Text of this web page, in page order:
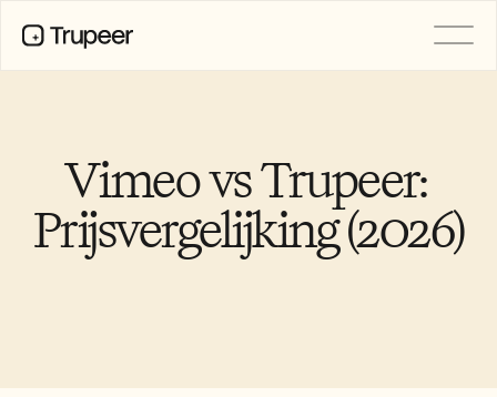
Vimeo vs Trupeer:
Prijsvergelijking (2026)
Vertaling
Kennisbank
AI-avatars
Gedeelde pagina's